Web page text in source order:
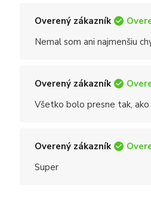
Overený zákazník
Nemal som ani najmenšiu
Overený zákazník
Všetko bolo presne tak,
Overený zákazník
Super